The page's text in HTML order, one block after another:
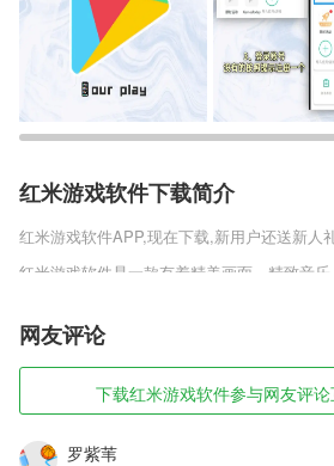
红米游戏软件下载简介
红米游戏软件APP,现在下载,新用户还送新人
红米游戏软件是一款有着精美画面，精致音
类手游。经典的玩法，优秀的故事，都将为
章节为你展现出不同的体验，使你更快的融入
先体验测试版啦!
红米游戏软件软件特色
1,没见过视频中还能使用动漫滤镜、Animoji
聊，让视频通话个性十足，生动有趣。
网友评论
下载红米游戏软件参与网友评
罗紫苇